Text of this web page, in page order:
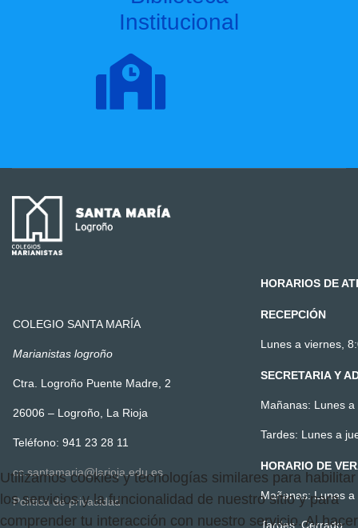
Institucional
COLEGIO SANTA MARÍA
Marianistas logroño
Ctra. Logroño Puente Madre, 2
26006 – Logroño, La Rioja
Teléfono: 941 23 28 11
cc.santamaria@larioja.edu.es
Política de privacidad
HORARIOS DE
RECEPCIÓN
Lunes a viernes,
SECRETARIA Y
Mañanas: Lunes
Tardes: Lunes a
HORARIO DE
Mañanas: Lunes
Tardes: Cerrado.
Utilizamos cookies y tecnologías similares para habilitar
los servicios y la funcionalidad de nuestro sitio y para
comprender tu interacción con nuestro servicio. Al hacer